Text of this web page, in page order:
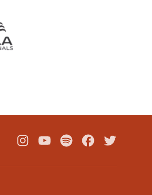
Instagram
YoutubePodcastFacebook
Twitter